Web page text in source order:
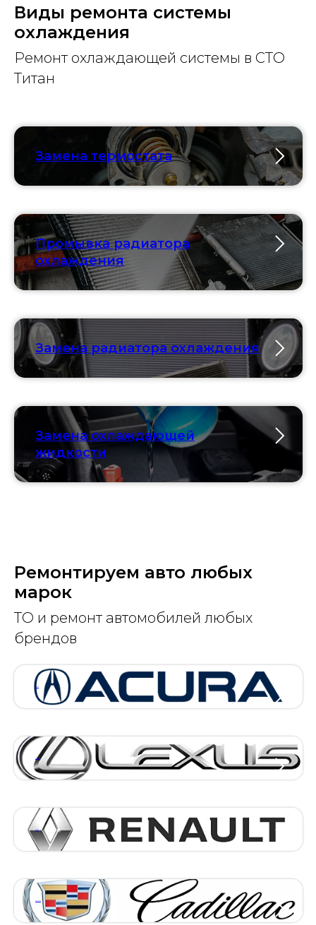
Виды ремонта системы
охлаждения
Ремонт охлаждающей системы в СТО
Титан
Замена термостата
Промывка радиатора
охлаждения
Замена радиатора охлаждения
Замена охлаждающей
жидкости
Ремонтируем авто любых
марок
ТО и ремонт автомобилей любых
брендов